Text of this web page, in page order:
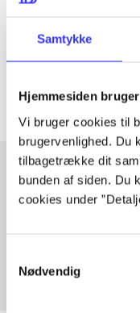
Samtykke
Hjemmesiden
Vi bruger cookies til
brugervenlighed. Du
tilbagetrække dit
bunden af siden. Du
cookies under
Nødvendig
Tidsskrift
Artiklerne i handler
Artikler med